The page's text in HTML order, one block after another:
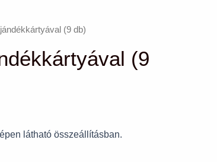
(9 db)
(9
látható összeállításban.